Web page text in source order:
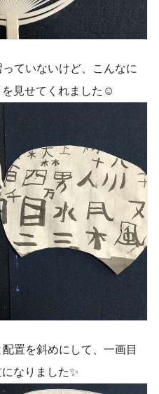
ていないけど、こんなに
見せてくれました☺️
置を斜めにして、一画目
なりました✨